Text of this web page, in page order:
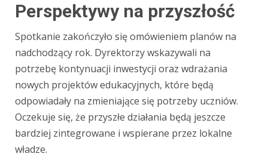
Perspektywy na przyszłość
Spotkanie zakończyło się omówieniem planów na
nadchodzący rok. Dyrektorzy wskazywali na
potrzebę kontynuacji inwestycji oraz wdrażania
nowych projektów edukacyjnych, które będą
odpowiadały na zmieniające się potrzeby uczniów.
Oczekuje się, że przyszłe działania będą jeszcze
bardziej zintegrowane i wspierane przez lokalne
władze.